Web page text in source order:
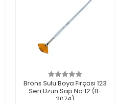
Brons Sulu Boya Fırçası 123
Seri Uzun Sap No:12 (B-
2074)